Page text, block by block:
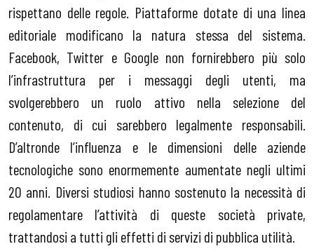
rispettano delle regole. Piattaforme dotate di una linea
editoriale modificano la natura stessa del sistema.
Facebook, Twitter e Google non fornirebbero più solo
l’infrastruttura per i messaggi degli utenti, ma
svolgerebbero un ruolo attivo nella selezione del
contenuto, di cui sarebbero legalmente responsabili.
D’altronde l’influenza e le dimensioni delle aziende
tecnologiche sono enormemente aumentate negli ultimi
20 anni. Diversi studiosi hanno sostenuto la necessità di
regolamentare l’attività di queste società private,
trattandosi a tutti gli effetti di servizi di pubblica utilità.